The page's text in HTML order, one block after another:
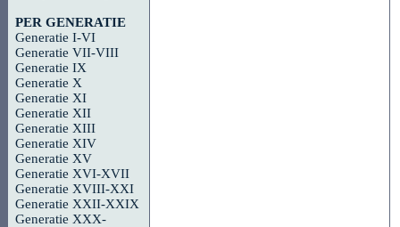
PER GENERATIE
Generatie I-VI
Generatie VII-VIII
Generatie IX
Generatie X
Generatie XI
Generatie XII
Generatie XIII
Generatie XIV
Generatie XV
Generatie XVI-XVII
Generatie XVIII-XXI
Generatie XXII-XXIX
Generatie XXX-